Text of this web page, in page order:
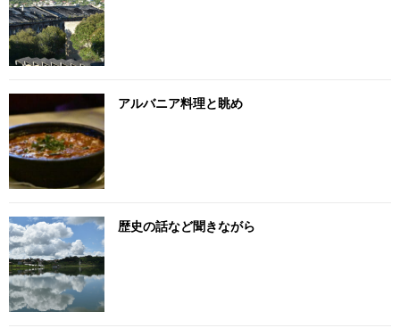
アルバニア料理と眺め
歴史の話など聞きながら